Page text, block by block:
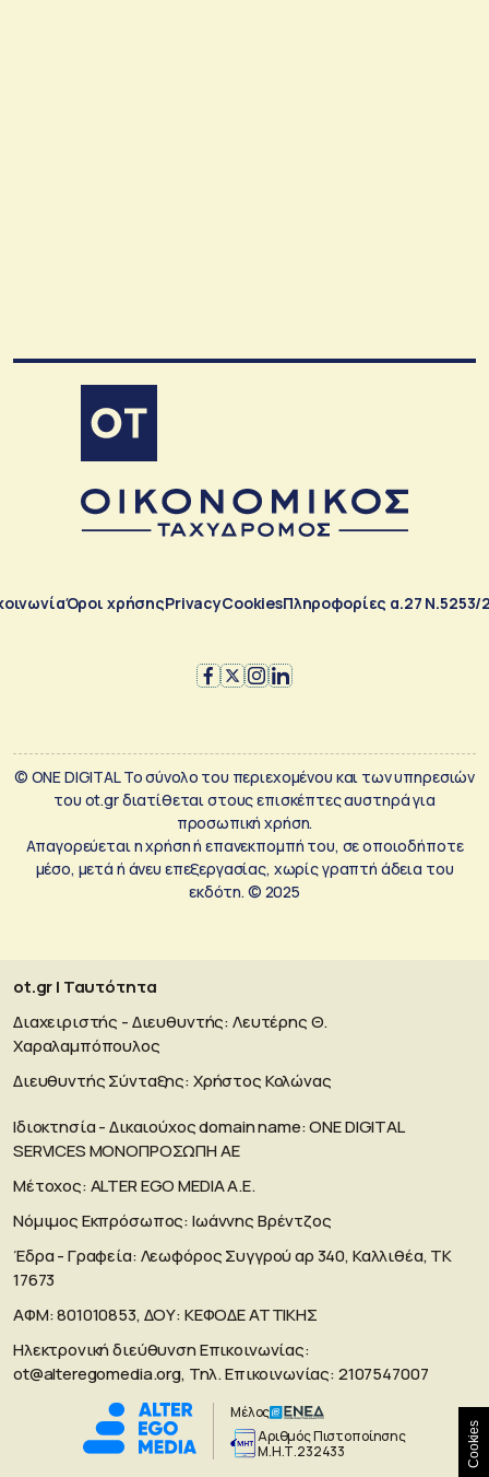
Όροι χρήσηςPrivacyCookiesΠληροφορίες α.27 Ν.5253/
© ONE DIGITAL Το σύνολο του περιεχομένου και των υπηρεσιών
του ot.gr διατίθεται στους επισκέπτες αυστηρά για
προσωπική χρήση.
Απαγορεύεται η χρήση ή επανεκπομπή του, σε οποιοδήποτε
μέσο, μετά ή άνευ επεξεργασίας, χωρίς γραπτή άδεια του
εκδότη. © 2025
ot.gr | Ταυτότητα
Διαχειριστής - Διευθυντής: Λευτέρης Θ.
Χαραλαμπόπουλος
Διευθυντής Σύνταξης: Χρήστος Κολώνας
Ιδιοκτησία - Δικαιούχος domain name: ΟΝΕ DIGITAL
SERVICES MONOΠΡΟΣΩΠΗ ΑΕ
Μέτοχος: ALTER EGO MEDIA A.E.
Νόμιμος Εκπρόσωπος: Ιωάννης Βρέντζος
Έδρα - Γραφεία: Λεωφόρος Συγγρού αρ 340, Καλλιθέα, ΤΚ
17673
ΑΦΜ: 801010853, ΔΟΥ: ΚΕΦΟΔΕ ΑΤΤΙΚΗΣ
Ηλεκτρονική διεύθυνση Επικοινωνίας:
ot@alteregomedia.org, Τηλ. Επικοινωνίας: 2107547007
Μέλος
Aριθμός Πιστοποίησης
Μ.Η.Τ.232433
Cookies